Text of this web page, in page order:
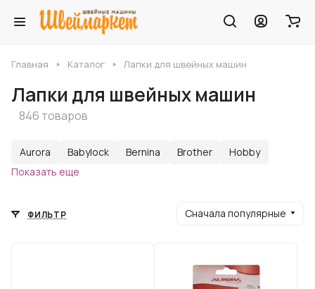
Главная Каталог Лапки для швейных машин
Лапки для швейных машин
846 товаров
Aurora Babylock Bernina Brother
Hobby
Показать еще
ФИЛЬТР Сначала популярные